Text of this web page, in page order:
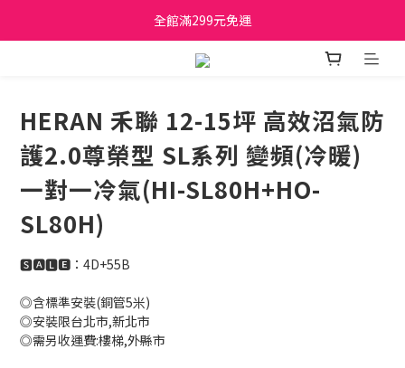
日立家電、國際牌 原廠管制價格 私訊優惠價
全館滿299元免運
日立家電、國際牌 原廠管制價格 私訊優惠價
HERAN 禾聯 12-15坪 高效沼氣防
護2.0尊榮型 SL系列 變頻(冷暖)
一對一冷氣(HI-SL80H+HO-
SL80H)
🆂🅰🅻🅴：4D+55B
◎含標準安裝(銅管5米)
◎安裝限台北市,新北市
◎需另收運費:樓梯,外縣市